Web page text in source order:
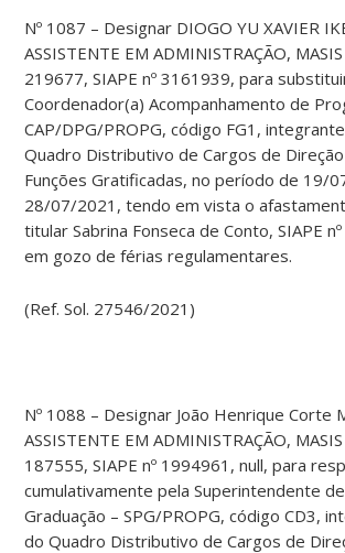
Nº 1087 – Designar DIOGO YU XAVIER
ASSISTENTE EM ADMINISTRAÇÃO, MASIS
219677, SIAPE nº 3161939, para
Coordenador(a) Acompanhamento de
CAP/DPG/PROPG, código FG1,
Quadro Distributivo de Cargos de
Funções Gratificadas, no período de 19/
28/07/2021, tendo em vista o
titular Sabrina Fonseca de Conto, SIAPE
em gozo de férias regulamentares.
(Ref. Sol. 27546/2021)
Nº 1088 – Designar João Henrique Corte
ASSISTENTE EM ADMINISTRAÇÃO, MASIS
187555, SIAPE nº 1994961, null, para
cumulativamente pela Superintendente
Graduação – SPG/PROPG, código CD3,
do Quadro Distributivo de Cargos de